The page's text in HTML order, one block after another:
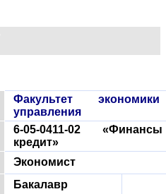
Факультет
управления
6-05-0411-02
кредит»
Экономист
Бакалавр